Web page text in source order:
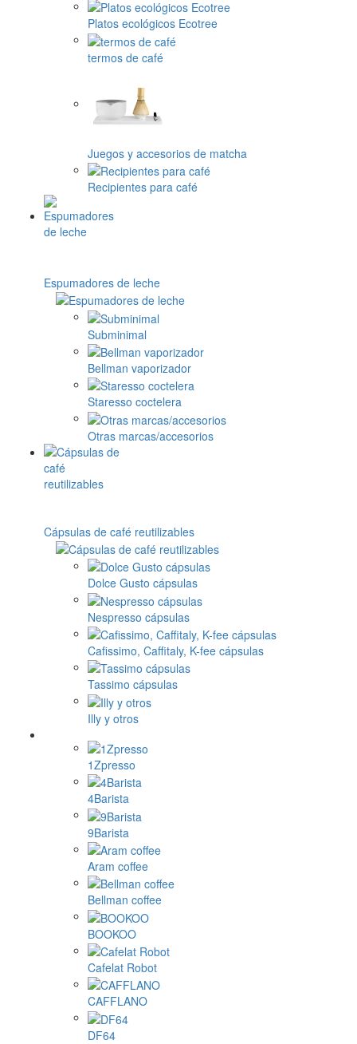
Platos ecológicos Ecotree
termos de café
Juegos y accesorios de matcha
Recipientes para café
Espumadores de leche
Subminimal
Bellman vaporizador
Staresso coctelera
Otras marcas/accesorios
Cápsulas de café reutilizables
Dolce Gusto cápsulas
Nespresso cápsulas
Cafissimo, Caffitaly, K-fee cápsulas
Tassimo cápsulas
Illy y otros
1Zpresso
4Barista
9Barista
Aram coffee
Bellman coffee
BOOKOO
Cafelat Robot
CAFFLANO
DF64